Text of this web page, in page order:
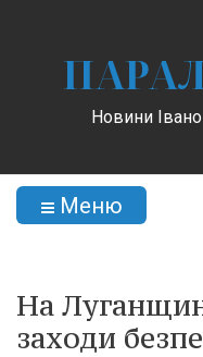
Новини
Меню
На
заходи